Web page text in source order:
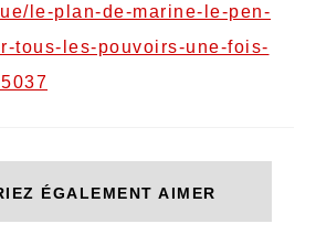
le-plan-de-marine-le-pen-
tous-les-pouvoirs-une-fois-
ÉGALEMENT AIMER